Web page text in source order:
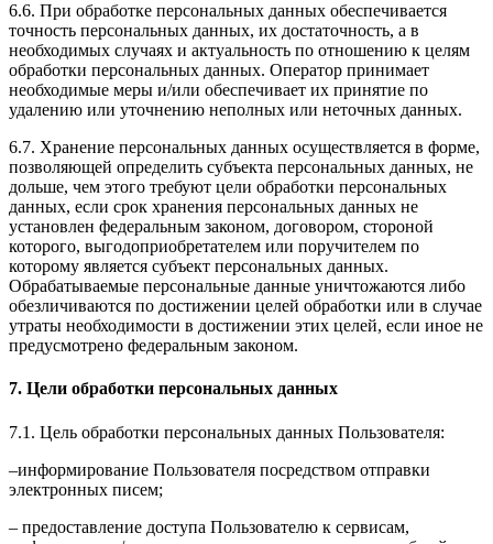
6.6. При обработке персональных данных обеспечивается
точность персональных данных, их достаточность, а в
необходимых случаях и актуальность по отношению к целям
обработки персональных данных. Оператор принимает
необходимые меры и/или обеспечивает их принятие по
удалению или уточнению неполных или неточных данных.
6.7. Хранение персональных данных осуществляется в форме,
позволяющей определить субъекта персональных данных, не
дольше, чем этого требуют цели обработки персональных
данных, если срок хранения персональных данных не
установлен федеральным законом, договором, стороной
которого, выгодоприобретателем или поручителем по
которому является субъект персональных данных.
Обрабатываемые персональные данные уничтожаются либо
обезличиваются по достижении целей обработки или в случае
утраты необходимости в достижении этих целей, если иное не
предусмотрено федеральным законом.
7. Цели обработки персональных данных
7.1. Цель обработки персональных данных Пользователя:
–информирование Пользователя посредством отправки
электронных писем;
– предоставление доступа Пользователю к сервисам,